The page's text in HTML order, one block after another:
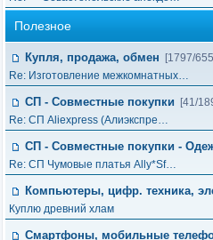
Полезное
Купля, продажа, обмен
[1797/
Re: Изготовление межкомнатных…
СП - Совместные покупки
[41/
Re: СП Aliexpress (Алиэкспре…
СП - Совместные покупки -
Re: СП Чумовые платья Ally*Sf…
Компьютеры, цифр. техника,
Куплю древний хлам
Смартфоны, мобильные